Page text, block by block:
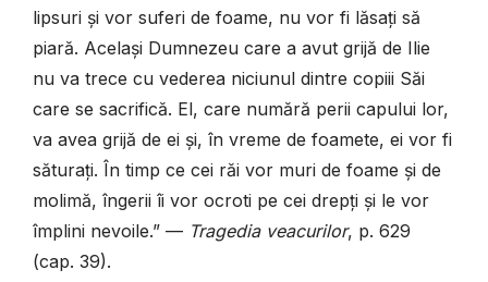
lipsuri și vor suferi de foame, nu vor fi lăsați să
piară. Același Dumnezeu care a avut grijă de Ilie
nu va trece cu vederea niciunul dintre copiii Săi
care se sacrifică. El, care numără perii capului lor,
va avea grijă de ei și, în vreme de foamete, ei vor fi
săturați. În timp ce cei răi vor muri de foame și de
molimă, îngerii îi vor ocroti pe cei drepți și le vor
împlini nevoile.” — Tragedia veacurilor, p. 629
(cap. 39).